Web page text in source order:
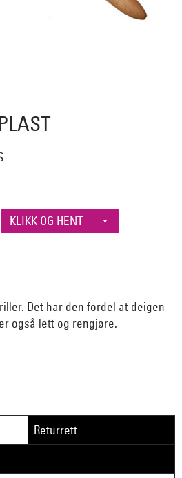
Det har den fordel at deigen
også lett og rengjøre.
Returrett